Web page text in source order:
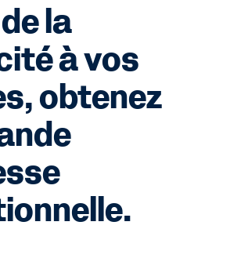
la
à vos
obtenez